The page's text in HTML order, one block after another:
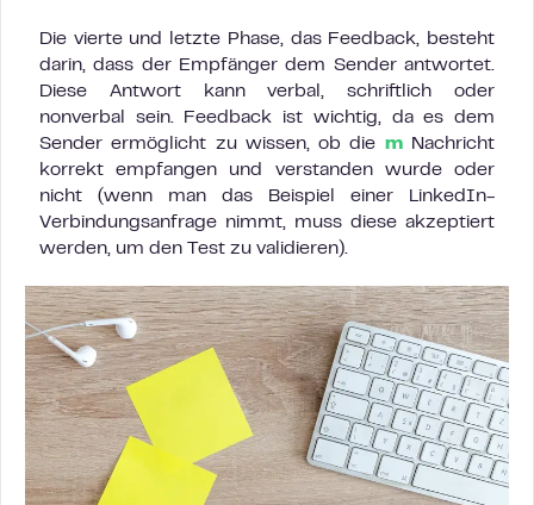
Die vierte und letzte Phase, das Feedback, besteht
darin, dass der Empfänger dem Sender antwortet.
Diese Antwort kann verbal, schriftlich oder
nonverbal sein. Feedback ist wichtig, da es dem
Sender ermöglicht zu wissen, ob die m
Nachricht
korrekt empfangen und verstanden wurde oder
nicht (wenn man das Beispiel einer LinkedIn-
Verbindungsanfrage nimmt, muss diese akzeptiert
werden, um den Test zu validieren).